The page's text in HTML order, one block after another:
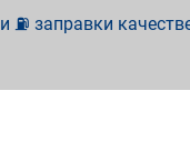
заправки